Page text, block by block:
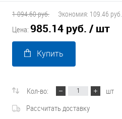
1 094.60 руб. Экономия: 109.46 руб.
Цена: 985.14 руб. / шт
Купить
Кол-во:
шт
Рассчитать доставку